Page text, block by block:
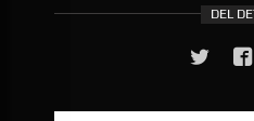
DEL